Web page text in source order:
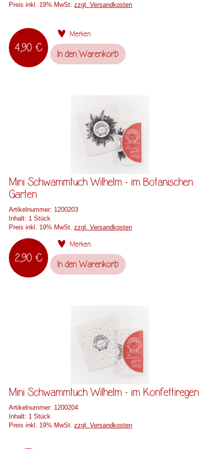
Preis inkl. 19% MwSt.zzgl. Versandkosten
4,90 €
Merken
In den Warenkorb
Mini Schwammtuch Wilhelm - im Botanischen
Garten
Artikelnummer: 1200203
Inhalt: 1 Stück
Preis inkl. 19% MwSt.zzgl. Versandkosten
2,90 €
Merken
In den Warenkorb
Mini Schwammtuch Wilhelm - im Konfettiregen
Artikelnummer: 1200204
Inhalt: 1 Stück
Preis inkl. 19% MwSt.zzgl. Versandkosten